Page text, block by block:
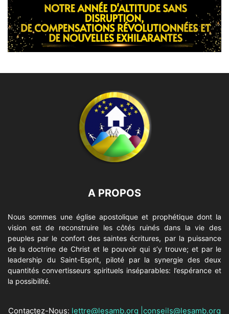
A PROPOS
Nous sommes une église apostolique et prophétique dont la
vision est de reconstruire les côtés ruinés dans la vie des
peuples par le confort des saintes écritures, par la puissance
de la doctrine de Christ et le pouvoir qui s’y trouve; et par le
leadership du Saint-Esprit, piloté par la synergie des deux
quantités convertisseurs spirituels inséparables: l’espérance et
la possibilité.
Contactez-Nous: lettre@lesamb.org conseils@lesamb.org